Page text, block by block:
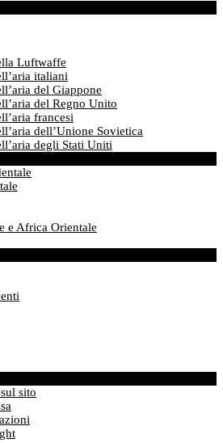
Luftwaffe
italiani
del Giappone
del Regno Unito
francesi
dell’Unione Sovietica
degli Stati Uniti
e Africa Orientale
sito